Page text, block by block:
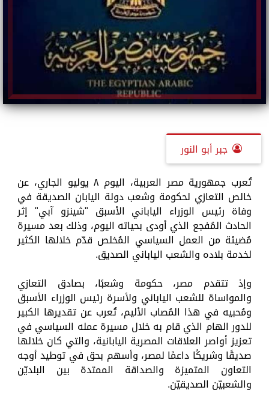
جبر أبو النور
تُعرب جمهورية مصر العربية، اليوم ٨ يوليو الجاري، عن
خالص التعازي لحكومة وشعب دولة اليابان الصديقة في
وفاة رئيس الوزراء الياباني الأسبق "شينزو آبي" إثر
الحادث المُفجع الذي أودى بحياته اليوم، وذلك بعد مسيرة
مُضيئة من العمل السياسي المُخلص قدّم خلالها الكثير
لخدمة بلاده والشعب الياباني الصديق.
وإذ تتقدم مصر، حكومة وشعبًا، بصادق التعازي
والمواساة للشعب الياباني ولأسرة رئيس الوزراء الأسبق
ومُحبيه في هذا المُصاب الأليم، تُعرب عن تقديرها الكبير
للدور الهام الذي قام به خلال مسيرة عمله السياسي في
تعزيز أواصر العلاقات المصرية اليابانية، والتي كان خلالها
صديقًا وشريكًا داعمًا لمصر، وأسهم بحق في توطيد أوجه
التعاون المتميزة والصداقة الممتدة بين البلديّن
والشعبيّن الصديقيّن.